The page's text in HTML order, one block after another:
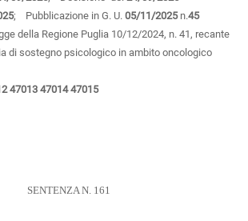
; Pubblicazione in G. U. 05/11/2025n.45
della Regione Puglia 10/12/2024, n. 41, recante
di sostegno psicologico in ambito oncologico
47013 47014 47015
SENTENZA N. 161